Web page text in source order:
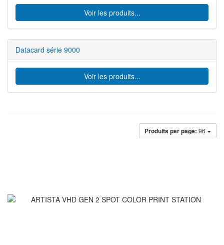
Voir les produits...
Datacard série 9000
Voir les produits...
Produits par page: 96